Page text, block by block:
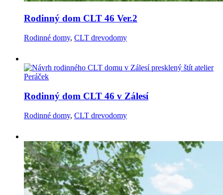
Rodinný dom CLT 46 Ver.2
Rodinné domy, CLT drevodomy
Rodinný dom CLT 46 v Zálesí
Rodinné domy, CLT drevodomy